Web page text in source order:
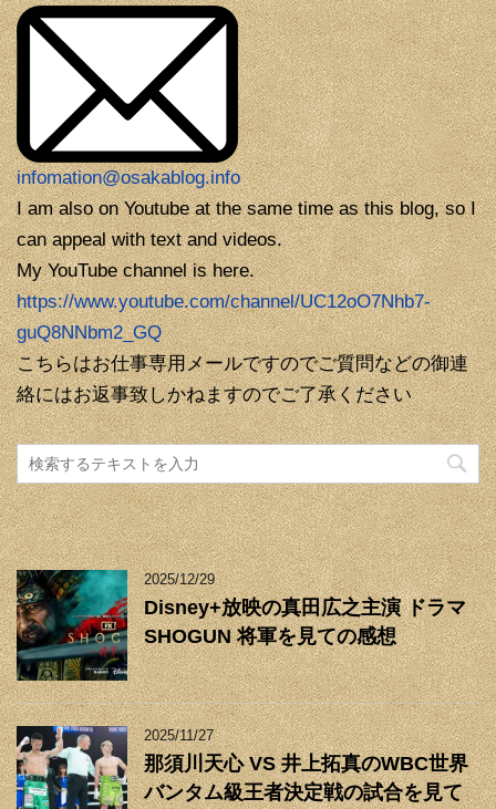
infomation@osakablog.info
I am also on Youtube at the same time as this blog, so I
can appeal with text and videos.
My YouTube channel is here.
https://www.youtube.com/channel/UC12oO7Nhb7-
guQ8NNbm2_GQ
こちらはお仕事専用メールですのでご質問などの御連
絡にはお返事致しかねますのでご了承ください
2025/12/29
Disney+放映の真田広之主演 ドラマ
SHOGUN 将軍を見ての感想
2025/11/27
那須川天心 VS 井上拓真のWBC世界
バンタム級王者決定戦の試合を見て